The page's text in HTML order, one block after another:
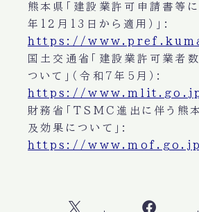
熊本県「建設業許可申請書等
年12月13日から適用）」:
https://
国土交通省「建設業許可業者
ついて」（令和7年5月）:
https://
財務省「TSMC進出に伴う熊本
及効果について」:
https://